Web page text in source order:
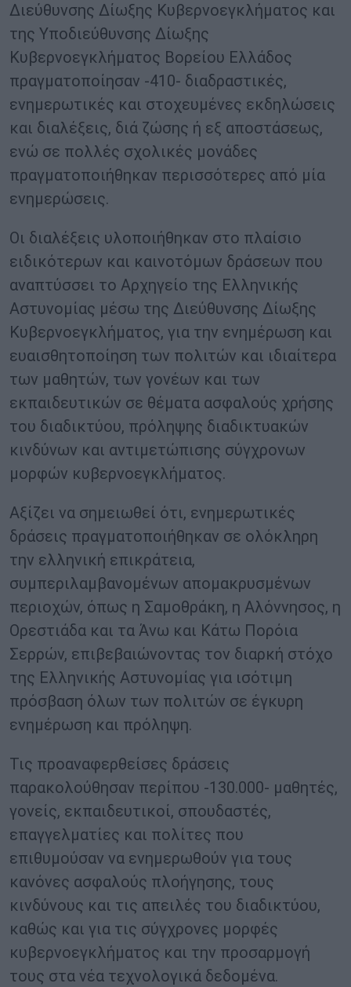
Διεύθυνσης Δίωξης Κυβερνοεγκλήματος και
της Υποδιεύθυνσης Δίωξης
Κυβερνοεγκλήματος Βορείου Ελλάδος
πραγματοποίησαν -410- διαδραστικές,
ενημερωτικές και στοχευμένες εκδηλώσεις
και διαλέξεις, διά ζώσης ή εξ αποστάσεως,
ενώ σε πολλές σχολικές μονάδες
πραγματοποιήθηκαν περισσότερες από μία
ενημερώσεις.
Οι διαλέξεις υλοποιήθηκαν στο πλαίσιο
ειδικότερων και καινοτόμων δράσεων που
αναπτύσσει το Αρχηγείο της Ελληνικής
Αστυνομίας μέσω της Διεύθυνσης Δίωξης
Κυβερνοεγκλήματος, για την ενημέρωση και
ευαισθητοποίηση των πολιτών και ιδιαίτερα
των μαθητών, των γονέων και των
εκπαιδευτικών σε θέματα ασφαλούς χρήσης
του διαδικτύου, πρόληψης διαδικτυακών
κινδύνων και αντιμετώπισης σύγχρονων
μορφών κυβερνοεγκλήματος.
Αξίζει να σημειωθεί ότι, ενημερωτικές
δράσεις πραγματοποιήθηκαν σε ολόκληρη
την ελληνική επικράτεια,
συμπεριλαμβανομένων απομακρυσμένων
περιοχών, όπως η Σαμοθράκη, η Αλόννησος, η
Ορεστιάδα και τα Άνω και Κάτω Πορόια
Σερρών, επιβεβαιώνοντας τον διαρκή στόχο
της Ελληνικής Αστυνομίας για ισότιμη
πρόσβαση όλων των πολιτών σε έγκυρη
ενημέρωση και πρόληψη.
Τις προαναφερθείσες δράσεις
παρακολούθησαν περίπου -130.000- μαθητές,
γονείς, εκπαιδευτικοί, σπουδαστές,
επαγγελματίες και πολίτες που
επιθυμούσαν να ενημερωθούν για τους
κανόνες ασφαλούς πλοήγησης, τους
κινδύνους και τις απειλές του διαδικτύου,
καθώς και για τις σύγχρονες μορφές
κυβερνοεγκλήματος και την προσαρμογή
τους στα νέα τεχνολογικά δεδομένα.